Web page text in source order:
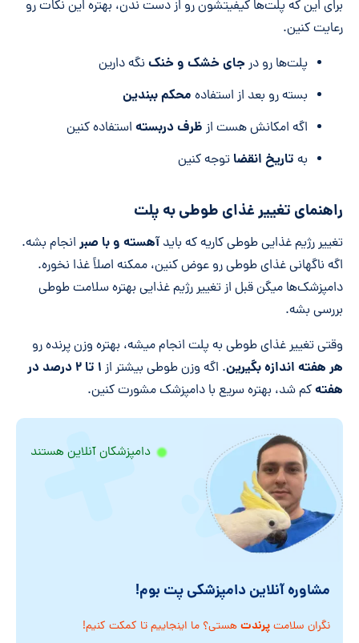
برای این که پلت‌ها کیفیتشون رو از دست ندن، بهتره این نکات رو
رعایت کنین.
پلت‌ها رو در جای خشک و خنک نگه دارین
بسته رو بعد از استفاده محکم ببندین
اگه امکانش هست از ظرف دربسته استفاده کنین
به تاریخ انقضا توجه کنین
راهنمای تغییر غذای طوطی به پلت
تغییر رژیم غذایی طوطی کاریه که باید آهسته و با صبر انجام بشه.
اگه ناگهانی غذای طوطی رو عوض کنین، ممکنه اصلاً غذا نخوره.
دامپزشک‌ها میگن قبل از تغییر رژیم غذایی بهتره سلامت طوطی
بررسی بشه.
وقتی تغییر غذای طوطی به پلت انجام میشه، بهتره وزن پرنده رو
هر هفته اندازه بگیرین. اگه وزن طوطی بیشتر از ۱ تا ۲ درصد در
هفتهکم شد، بهتره سریع با دامپزشک مشورت کنین.
دامپزشکان آنلاین هستند
مشاوره آنلاین دامپزشکی پت بوم!
نگران سلامتپرندتهستی؟ ما اینجاییم تا کمکت کنیم!